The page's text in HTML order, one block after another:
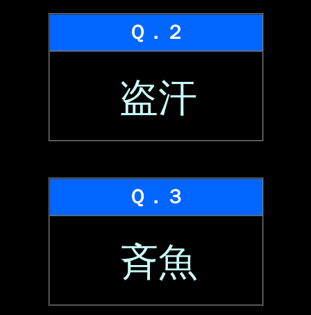
Ｑ．２
盗汗
Ｑ．３
斉魚